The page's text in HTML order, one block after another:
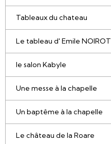
Tableaux du chateau
Le tableau d' Emile NOIROT
le salon Kabyle
Une messe à la chapelle
Un baptême à la chapelle
Le château de la Roare